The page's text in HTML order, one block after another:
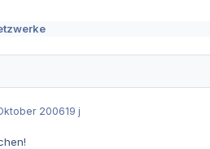
200619 j